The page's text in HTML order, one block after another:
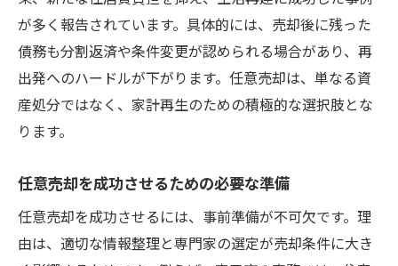
が多く報告されています。具体的には、売却後に残った
債務も分割返済や条件変更が認められる場合があり、再
出発へのハードルが下がります。任意売却は、単なる資
産処分ではなく、家計再生のための積極的な選択肢とな
ります。
任意売却を成功させるための必要な準備
任意売却を成功させるには、事前準備が不可欠です。理
由は、適切な情報整理と専門家の選定が売却条件に大き